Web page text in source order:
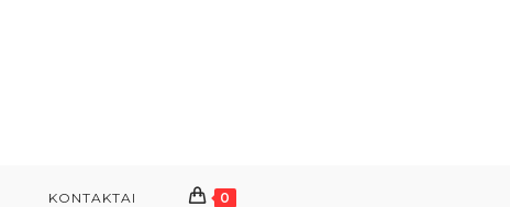
KONTAKTAI 0